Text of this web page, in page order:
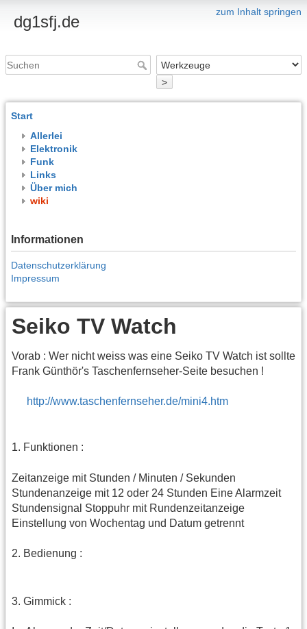
zum Inhalt springen
dg1sfj.de
>
Start
Allerlei
Elektronik
Funk
Links
Über mich
wiki
Informationen
Datenschutzerklärung
Impressum
Seiko TV Watch
Vorab : Wer nicht weiss was eine Seiko TV Watch ist sollte
Frank Günthör's Taschenfernseher-Seite besuchen !
http://www.taschenfernseher.de/mini4.htm
1. Funktionen :
Zeitanzeige mit Stunden / Minuten / Sekunden
Stundenanzeige mit 12 oder 24 Stunden Eine Alarmzeit
Stundensignal Stoppuhr mit Rundenzeitanzeige
Einstellung von Wochentag und Datum getrennt
2. Bedienung :
3. Gimmick :